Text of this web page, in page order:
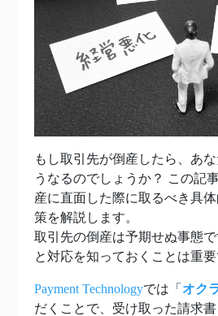
もし取引先が倒産したら、あ
うなるのでしょうか？ この記
産に直面した際に取るべき具
策を解説します。
取引先の倒産は予期せぬ事態
と対応を知っておくことは重要
Payment Technologyでは「 オク
だくことで、受け取った請求